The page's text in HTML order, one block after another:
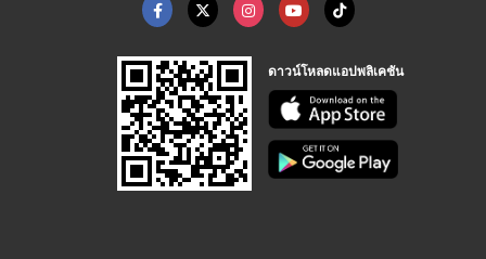
ดาวน์โหลดแอปพลิเคชัน